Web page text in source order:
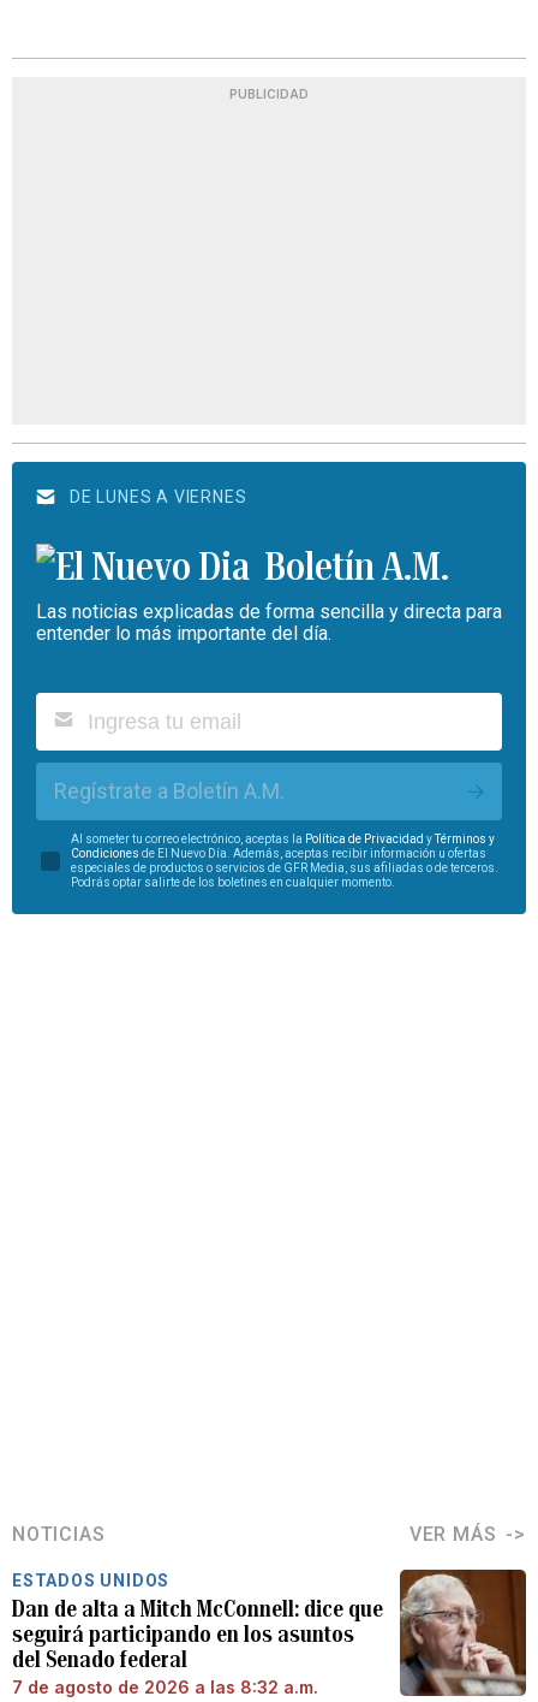
PUBLICIDAD
DE LUNES A VIERNES
Boletín A.M.
Las noticias explicadas de forma sencilla y directa para
entender lo más importante del día.
Regístrate a Boletín A.M.
Al someter tu correo electrónico, aceptas la Política de Privacidad yTérminos y
Condiciones de El Nuevo Día. Además, aceptas recibir información u ofertas
especiales de productos o servicios de GFR Media, sus afiliadas o de terceros.
Podrás optar salirte de los boletines en cualquier momento.
NOTICIAS VER MÁS
ESTADOS UNIDOS
Dan de alta a Mitch McConnell: dice que
seguirá participando en los asuntos
del Senado federal
7 de agosto de 2026 a las 8:32 a.m.